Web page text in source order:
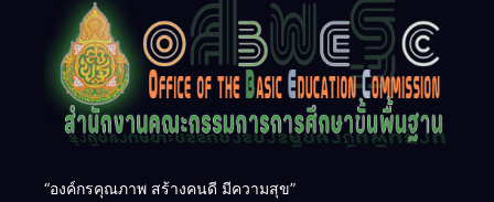
“องค์กรคุณภาพ สร้างคนดี มีความสุข”